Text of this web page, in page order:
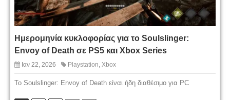
Ημερομηνία κυκλοφορίας για το Soulslinger:
Envoy of Death σε PS5 και Xbox Series
Ιαν 22, 2026 Playstation, Xbox
Το Soulslinger: Envoy of Death είναι ήδη διαθέσιμο για PC